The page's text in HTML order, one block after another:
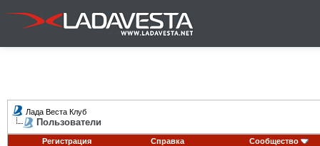
Лада Веста Клуб
Пользователи
Регистрация Справка Сообщество